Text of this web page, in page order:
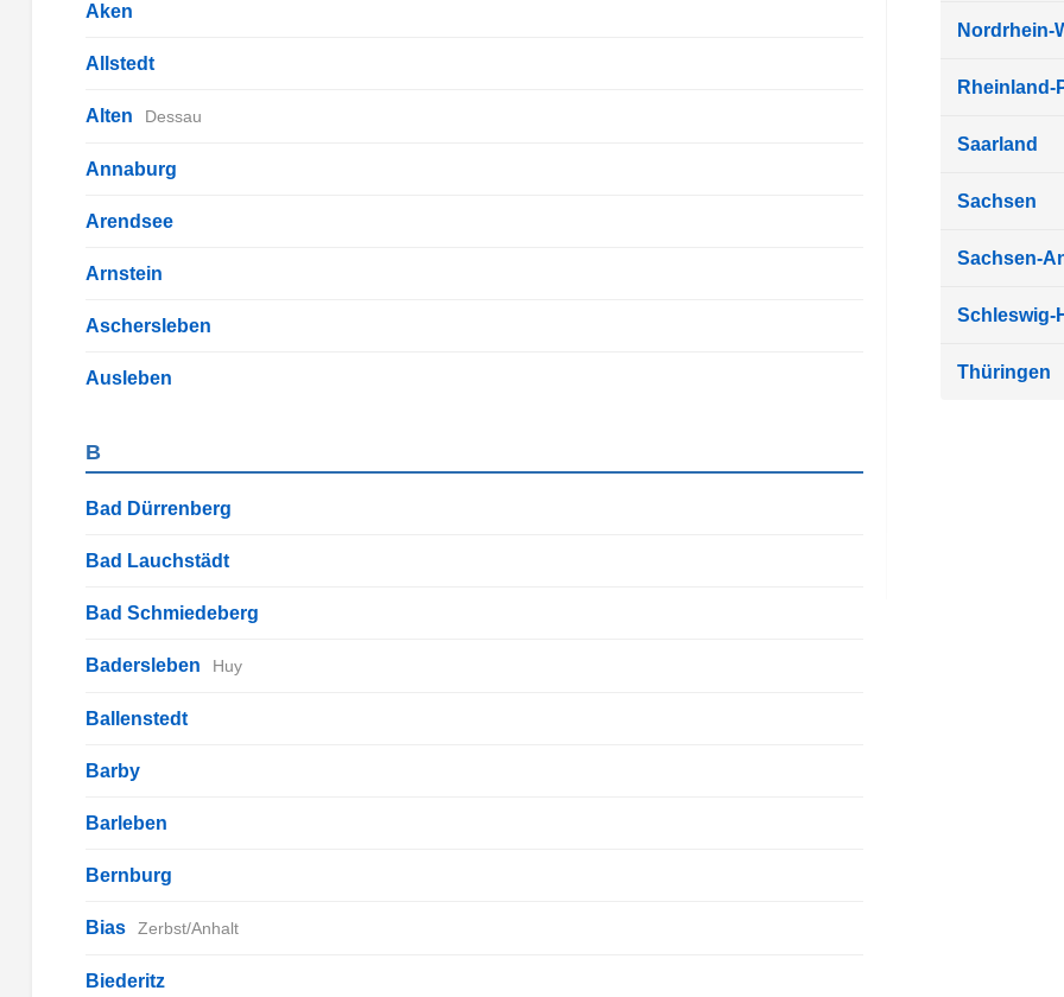
Aken
Allstedt
Alten Dessau
Annaburg
Arendsee
Arnstein
Aschersleben
Ausleben
B
Bad Dürrenberg
Bad Lauchstädt
Bad Schmiedeberg
Badersleben Huy
Ballenstedt
Barby
Barleben
Bernburg
Bias Zerbst/Anhalt
Biederitz
Nordrhein-
Rheinland-
Saarland
Sachsen
Sachsen-
Schleswig-
Thüringen